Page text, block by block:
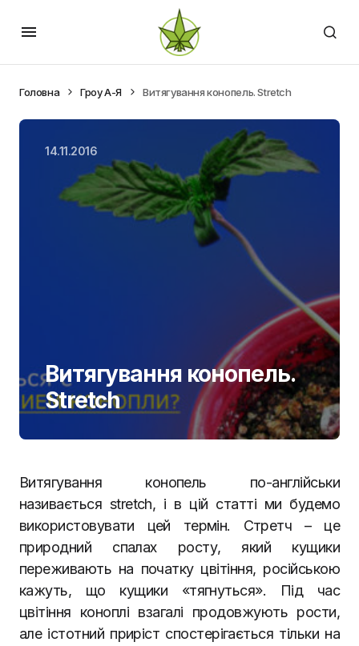
Головна Гроу А-Я Витягування конопель. Stretch
14.11.2016
Витягування конопель.
Stretch
Витягування конопель по-англійськи
називається stretch, і в цій статті ми будемо
використовувати цей термін. Стретч – це
природний спалах росту, який кущики
переживають на початку цвітіння, російською
кажуть, що кущики «тягнуться». Під час
цвітіння коноплі взагалі продовжують рости,
але істотний приріст спостерігається тільки на